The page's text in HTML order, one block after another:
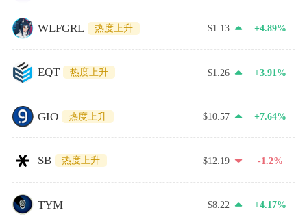
WLFGRL 热度上升 $1.13 +4.89%
EQT 热度上升 $1.26 +3.91%
GIO 热度上升 $10.57 +7.64%
SB 热度上升 $12.19 -1.2%
TYM $8.22 +4.17%